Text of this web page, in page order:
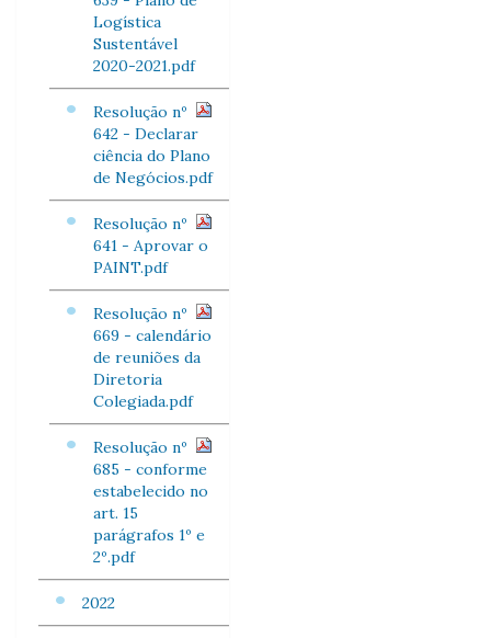
Logística
Sustentável
2020-2021.pdf
Resolução nº
642 - Declarar
ciência do Plano
de Negócios.pdf
Resolução nº
641 - Aprovar o
PAINT.pdf
Resolução nº
669 - calendário
de reuniões da
Diretoria
Colegiada.pdf
Resolução nº
685 - conforme
estabelecido no
art. 15
parágrafos 1º e
2º.pdf
2022